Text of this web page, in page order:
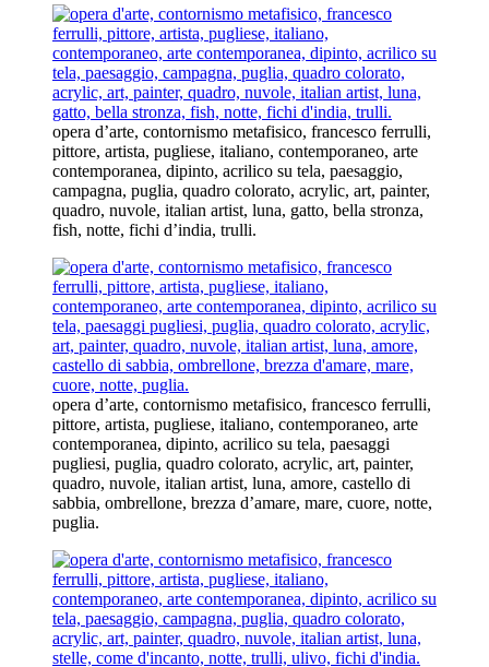
opera d’arte, contornismo metafisico, francesco ferrulli,
pittore, artista, pugliese, italiano, contemporaneo, arte
contemporanea, dipinto, acrilico su tela, paesaggio,
campagna, puglia, quadro colorato, acrylic, art, painter,
quadro, nuvole, italian artist, luna, gatto, bella stronza,
fish, notte, fichi d’india, trulli.
opera d’arte, contornismo metafisico, francesco ferrulli,
pittore, artista, pugliese, italiano, contemporaneo, arte
contemporanea, dipinto, acrilico su tela, paesaggi
pugliesi, puglia, quadro colorato, acrylic, art, painter,
quadro, nuvole, italian artist, luna, amore, castello di
sabbia, ombrellone, brezza d’amare, mare, cuore, notte,
puglia.